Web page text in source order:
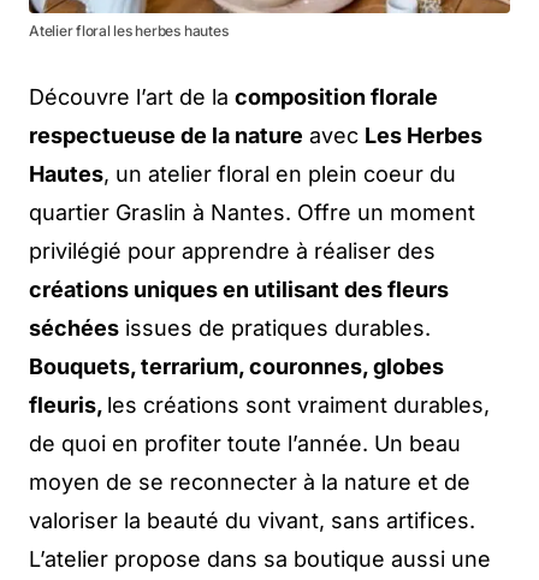
Atelier floral les herbes hautes
Découvre l’art de la composition florale
respectueuse de la nature avec Les Herbes
Hautes, un atelier floral en plein coeur du
quartier Graslin à Nantes. Offre un moment
privilégié pour apprendre à réaliser des
créations uniques en utilisant des fleurs
séchées issues de pratiques durables.
Bouquets, terrarium, couronnes, globes
fleuris, les créations sont vraiment durables,
de quoi en profiter toute l’année. Un beau
moyen de se reconnecter à la nature et de
valoriser la beauté du vivant, sans artifices.
L’atelier propose dans sa boutique aussi une